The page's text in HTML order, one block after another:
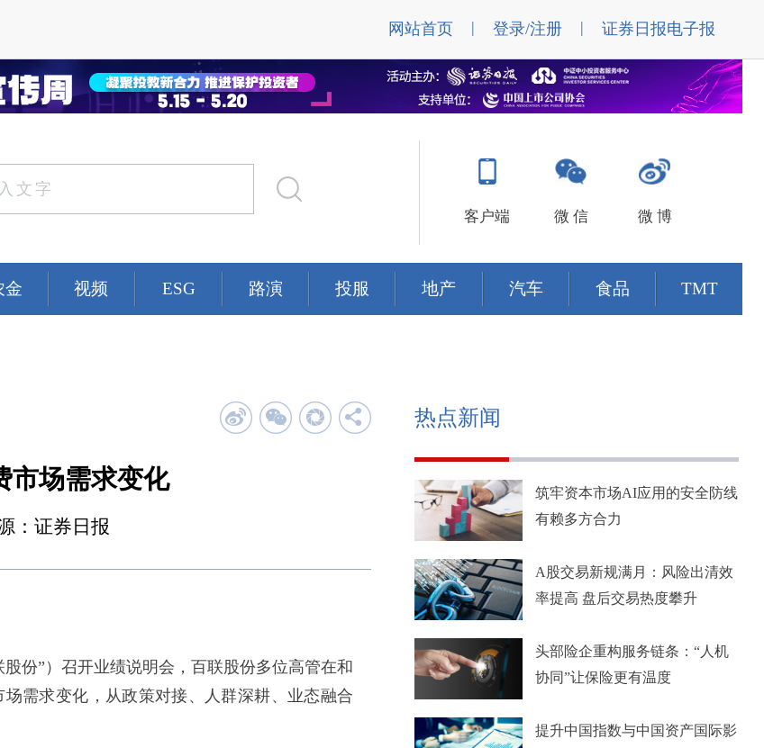
网站首页 | 登录/注册 | 证券日报电子报
客户端 微 信 微 博
金 视频 ESG 路演 投服 地产 汽车 食品 TMT
市场需求变化
：证券日报
”）召开业绩说明会，百联股份多位高管在和
需求变化，从政策对接、人群深耕、业态融合
热点新闻
筑牢资本市场AI应用的安全防线
有赖多方合力
A股交易新规满月：风险出清效
率提高 盘后交易热度攀升
头部险企重构服务链条：“人机
协同”让保险更有温度
提升中国指数与中国资产国际影